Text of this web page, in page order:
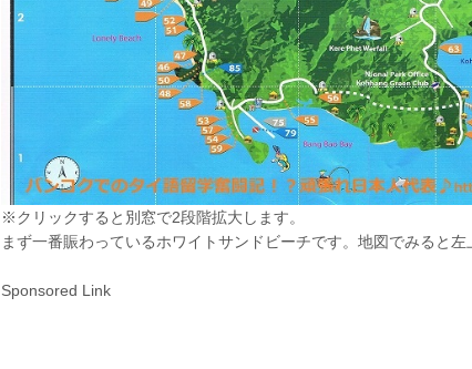
※クリックすると別窓で2段階拡大します。
まず一番賑わっているホワイトサンドビーチです。地図でみると左
Sponsored Link